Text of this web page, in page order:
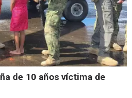
de 10 años víctima de